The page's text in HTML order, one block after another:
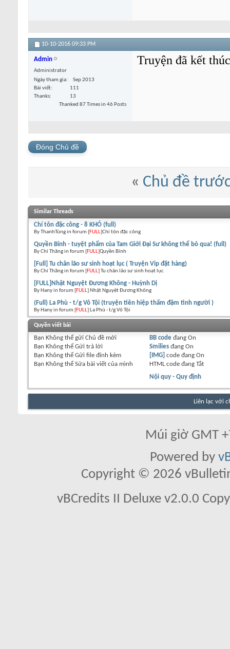
10-10-2016 09:33 PM
Admin
Administrator
Ngày tham gia
Sep 2013
Bài viết
111
Thanks
13
Thanked 87 Times in 46 Posts
Truyện đã kết thúc
Đóng Chủ đề
« Chủ đề
Similar Threads
Chí tôn đặc công - 8 KHÓ (full)
By ThanhTùng in forum [FULL]Chí tôn đặc công
Quyền Bính - tuyệt phẩm của Tam Giới Đại Sư không thể bỏ qua! (full)
By Chí Thăng in forum [FULL]Quyền Bính
[Full] Tu chân lão sư sinh hoạt lục ( Truyện Vip đặt hàng)
By Chí Thăng in forum [FULL] Tu chân lão sư sinh hoạt lục
[FULL]Nhật Nguyệt Đương Không - Huỳnh Dị
By Hany in forum [FULL] Nhật Nguyệt Đương Không
(Full) La Phù - t/g Vô Tội (truyện tiên hiệp thấm đậm tình người )
By Hany in forum [FULL] La Phù - t/g Vô Tội
Quyền viết bài
Bạn Không thể gửi Chủ đề mới
Bạn Không thể Gửi trả lời
Bạn Không thể Gửi file đính kèm
Bạn Không thể Sửa bài viết của mình
BB code đang On
Smiliesđang On
[IMG] code đang On
HTML code đang Tắt
Nội quy - Quy định
Liên lạc với
Múi giờ GMT
Powered by
Copyright © 2026
vBCredits II Deluxe v2.0.0